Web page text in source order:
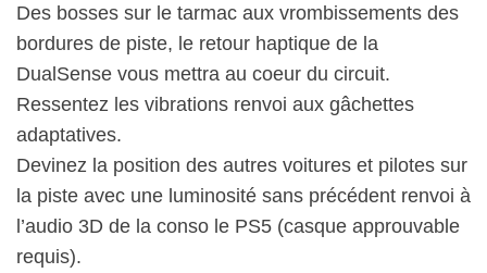
Des bosses sur le tarmac aux vrombissements des
bordures de piste, le retour haptique de la
DualSense vous mettra au coeur du circuit.
Ressentez les vibrations renvoi aux gâchettes
adaptatives.
Devinez la position des autres voitures et pilotes sur
la piste avec une luminosité sans précédent renvoi à
l’audio 3D de la conso le PS5 (casque approuvable
requis).